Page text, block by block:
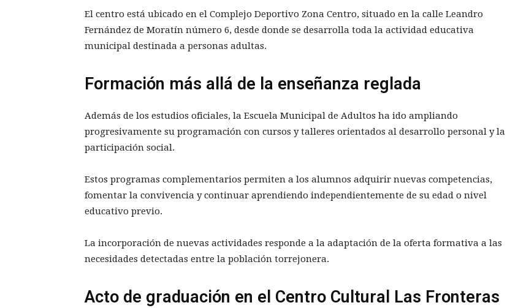
El centro está ubicado en el Complejo Deportivo Zona Centro, situado en la calle Leandro
Fernández de Moratín número 6, desde donde se desarrolla toda la actividad educativa
municipal destinada a personas adultas.
Formación más allá de la enseñanza reglada
Además de los estudios oficiales, la Escuela Municipal de Adultos ha ido ampliando
progresivamente su programación con cursos y talleres orientados al desarrollo personal y la
participación social.
Estos programas complementarios permiten a los alumnos adquirir nuevas competencias,
fomentar la convivencia y continuar aprendiendo independientemente de su edad o nivel
educativo previo.
La incorporación de nuevas actividades responde a la adaptación de la oferta formativa a las
necesidades detectadas entre la población torrejonera.
Acto de graduación en el Centro Cultural Las Fronteras